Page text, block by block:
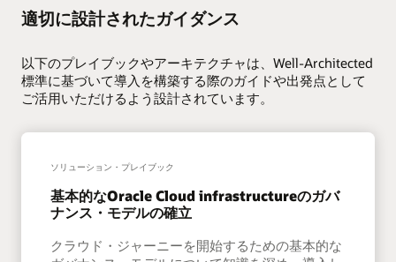
適切に設計されたガイダンス
以下のプレイブックやアーキテクチャは、Well-Architected
標準に基づいて導入を構築する際のガイドや出発点として
ご活用いただけるよう設計されています。
ソリューション・プレイブック
基本的なOracle Cloud infrastructureのガバ
ナンス・モデルの確立
クラウド・ジャーニーを開始するための基本的な